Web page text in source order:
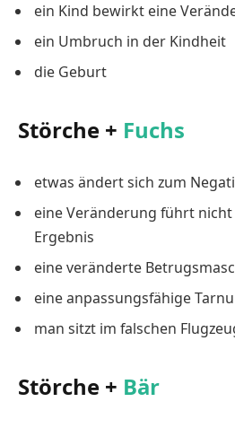
ein Kind bewirkt eine
ein Umbruch in der Kindheit
die Geburt
Störche + Fuchs
etwas ändert sich zum
eine Veränderung führt
Ergebnis
eine veränderte
eine anpassungsfähige
man sitzt im falschen
Störche + Bär